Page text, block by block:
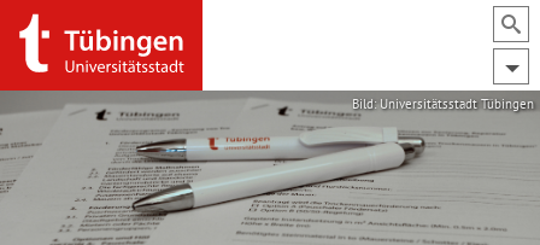
Direkt zum Inhalt
Bild: Universitätsstadt Tübingen